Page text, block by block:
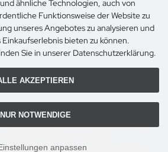
zzgl.Versandkosten. Die durchgestrichenen Preise
| Template © 2009-2026 by modified eCommerce
ähnliche Technologien, auch von
Funktionsweise der Website zu
unseres Angebotes zu analysieren und
bieten zu können.
Sie in unserer Datenschutzerklärung.
AKZEPTIEREN
NUR NOTWENDIGE
anpassen